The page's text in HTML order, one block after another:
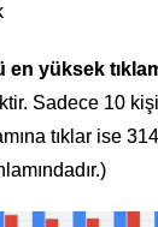
yüksek
Sadece 10
tıklar ise